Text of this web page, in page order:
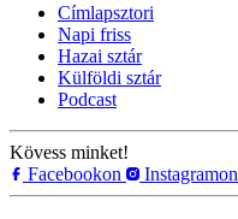
Címlapsztori
Napi friss
Hazai sztár
Külföldi sztár
Podcast
Kövess minket!
Facebookon
Instagramon